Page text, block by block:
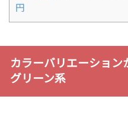
円
カラーバリエーション
グリーン系